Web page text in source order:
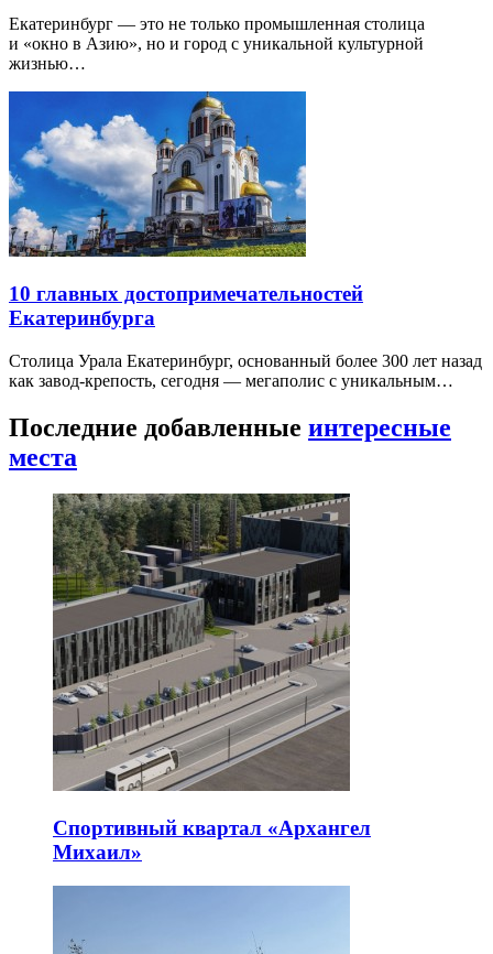
Екатеринбург — это не только промышленная столица
и «окно в Азию», но и город с уникальной культурной
жизнью…
10 главных достопримечательностей
Екатеринбурга
Столица Урала Екатеринбург, основанный более 300 лет назад
как завод-крепость, сегодня — мегаполис с уникальным…
Последние добавленные интересные
места
Спортивный квартал «Архангел
Михаил»